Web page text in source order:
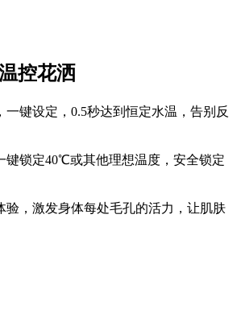
控花洒
一键设定，0.5秒达到恒定水温，告别反
键锁定40℃或其他理想温度，安全锁定
验，激发身体每处毛孔的活力，让肌肤